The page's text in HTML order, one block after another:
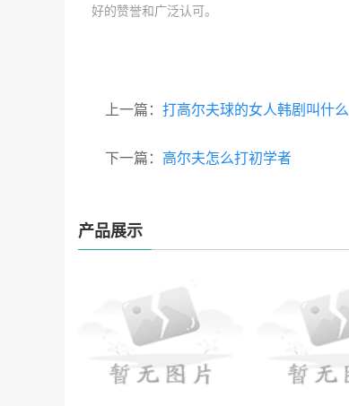
好的赞誉和广泛认可。
上一篇： 打高尔夫球的女人韩剧叫什么
下一篇： 高尔夫怎么打初学者
产品展示